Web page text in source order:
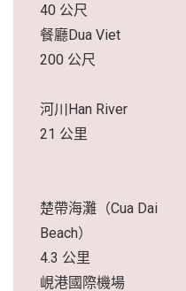
40 公尺
餐廳Dua Viet
200 公尺
河川Han River
21 公里
楚帶海灘（Cua Dai
Beach）
4.3 公里
峴港國際機場